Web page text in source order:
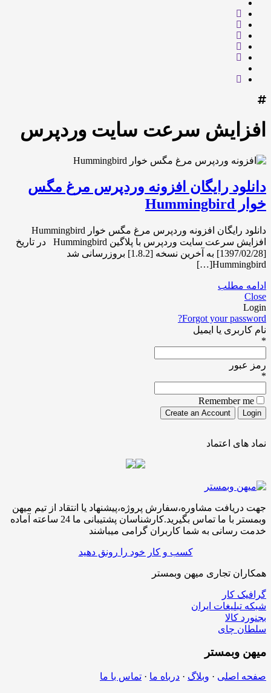
افزایش سرعت سایت وردپرس
دانلود رایگان افزونه وردپرس مرغ مگس
خوار Hummingbird
دانلود رایگان افزونه وردپرس مرغ مگس خوار Hummingbird
افزایش سرعت سایت وردپرس با پلاگین Hummingbird در تاریخ
[1397/02/28] به آخرین نسخه [1.8.2] بروزرسانی شد
Hummingbird[…]
ادامه مطلب
Close
Login
Forgot your password?
نام کاربری یا ایمیل
*
رمز عبور
*
Remember me
نماد های اعتماد
جهت دریافت مشاوره،سفارش پروژه،پیشنهاد یا انتقاد از تیم میهن
وبمستر با ما تماس بگیرید.کارشناسان پشتیبانی ما 24 ساعته آماده
خدمت رسانی به شما کاربران گرامی میباشند
کسب و کار خود را رونق دهید
همکاران تجاری میهن وبمستر
گرافیک کار
شبکه تبلیغات ایران
بجنورد کالا
سلطان چای
میهن وبمستر
صفحه اصلی · وبلاگ · درباه ما · تماس با ما